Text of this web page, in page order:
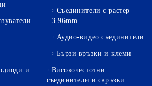
и
Съединители с растер
3.96mm
Аудио-видео съединители
Бързи връзки и клеми
Високочестотни
съединители и свръзки